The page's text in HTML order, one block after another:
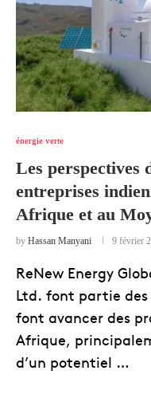
énergie verte
Les perspectives
entreprises
Afrique et au
by Hassan Manyani 9 février
ReNew Energy
Ltd. font partie
font avancer des
Afrique,
d’un potentiel …